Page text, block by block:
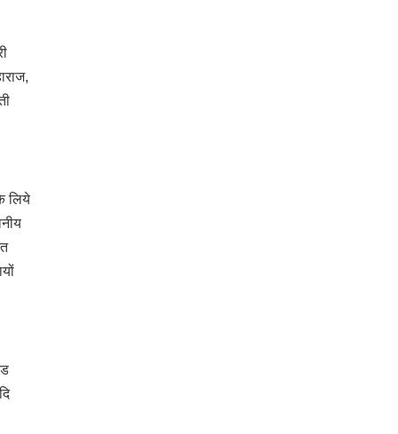
लिये